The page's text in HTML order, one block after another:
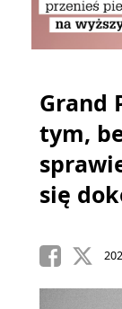
Grand
tym,
się